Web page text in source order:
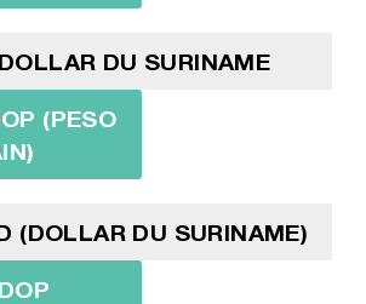
DU SURINAME
(PESO
(DOLLAR DU SURINAME)